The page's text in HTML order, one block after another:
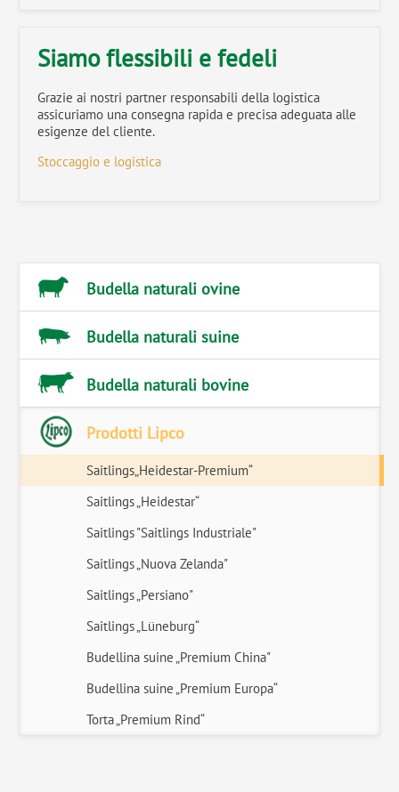
Siamo flessibili e fedeli
Grazie ai nostri partner responsabili della logistica
assicuriamo una consegna rapida e precisa adeguata alle
esigenze del cliente.
Stoccaggio e logistica
Budella naturali ovine
Budella naturali suine
Budella naturali bovine
Prodotti Lipco
Saitlings„Heidestar-Premium“
Saitlings „Heidestar“
Saitlings "Saitlings Industriale"
Saitlings „Nuova Zelanda"
Saitlings „Persiano"
Saitlings „Lüneburg“
Budellina suine „Premium China"
Budellina suine „Premium Europa“
Torta „Premium Rind“